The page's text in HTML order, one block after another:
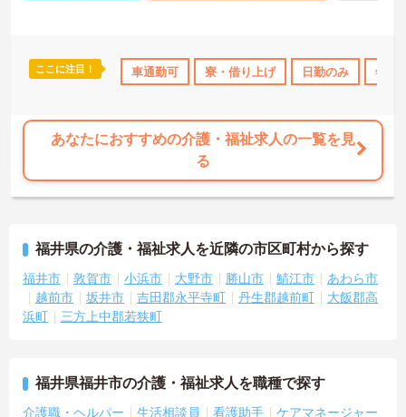
日以上 産休･育休･介護休暇取得実績あり 夏～秋入職可
ここに注目！ 車通勤可 寮・借り上げ 日勤のみ 年間
あなたにおすすめの介護・福祉求人の一覧を見
る
福井県の介護・福祉求人を近隣の市区町村から探す
福井市 敦賀市 小浜市 大野市 勝山市 鯖江市
あわら市
越前市
坂井市 吉田郡永平寺町 丹生郡越前町
大飯郡高
浜町
三方上中郡若狭町
福井県福井市の介護・福祉求人を職種で探す
介護職・ヘルパー 生活相談員 看護助手
ケアマネージャー